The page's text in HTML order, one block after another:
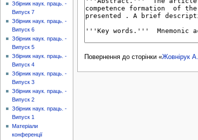
Повернення до сторінки «Жовнірук
Збірник наук. праць. -
Випуск 7
Збірник наук. праць. -
Випуск 6
Збірник наук. праць. -
Випуск 5
Збірник наук. праць. -
Випуск 4
Збірник наук. праць. -
Випуск 3
Збірник наук. праць. -
Випуск 2
Збірник наук. праць. -
Випуск 1
Матеріали
конференції